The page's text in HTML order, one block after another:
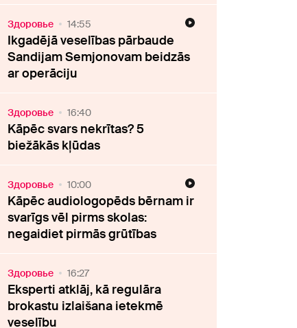
Здоровье 14:55
Ikgadējā veselības pārbaude
Sandijam Semjonovam beidzās
ar operāciju
Здоровье 16:40
Kāpēc svars nekrītas? 5
biežākās kļūdas
Здоровье 10:00
Kāpēc audiologopēds bērnam ir
svarīgs vēl pirms skolas:
negaidiet pirmās grūtības
Здоровье 16:27
Eksperti atklāj, kā regulāra
brokastu izlaišana ietekmē
veselību